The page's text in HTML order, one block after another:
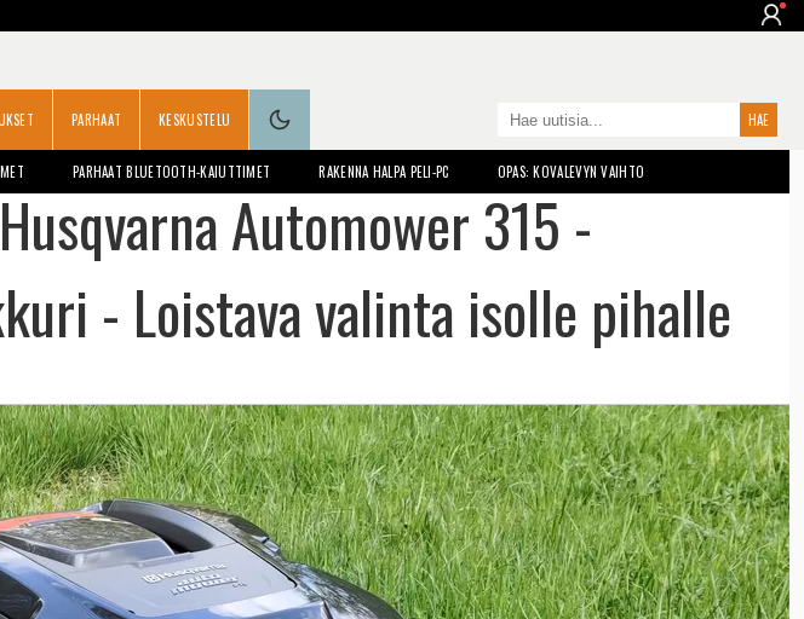
PARHAAT KESKUSTELU
PARHAAT BLUETOOTH-KAIUTTIMET RAKENNA HALPA PELI-PC OPAS: KOVALEVYN VAIHTO
Automower 315 -
- Loistava valinta isolle pihalle